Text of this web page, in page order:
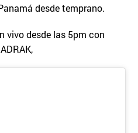
desde temprano.
vivo desde las 5pm con